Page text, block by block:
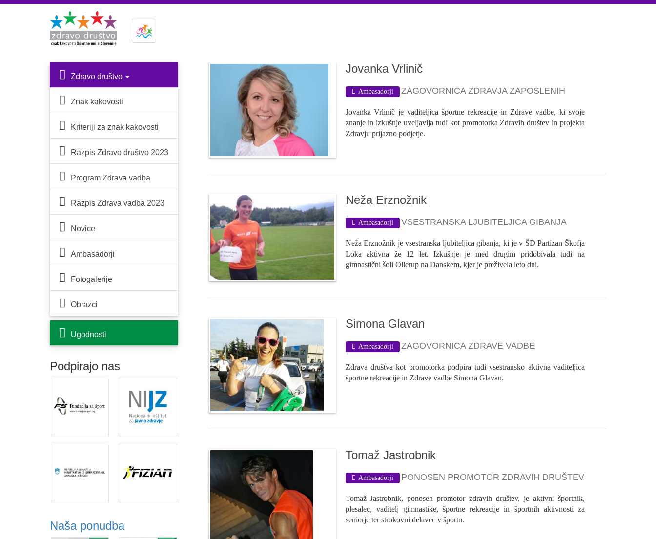
Zdravo društvo
Znak kakovosti
Kriteriji za znak kakovosti
Razpis Zdravo društvo 2023
Program Zdrava vadba
Razpis Zdrava vadba 2023
Novice
Ambasadorji
Fotogalerije
Obrazci
Ugodnosti
Podpirajo nas
Naša ponudba
Jovanka Vrlinič
Ambasadorji ZAGOVORNICA ZDRAVJA ZAPOSLENIH
Jovanka Vrlinič je vaditeljica športne rekreacije in Zdrave vadbe, ki svoje
znanje in izkušnje uveljavlja tudi kot promotorka Zdravih društev in projekta
Zdravju prijazno podjetje.
Neža Erznožnik
Ambasadorji VSESTRANSKA LJUBITELJICA GIBANJA
Neža Erznožnik je vsestranska ljubiteljica gibanja, ki je v ŠD Partizan Škofja
Loka aktivna že 12 let. Izkušnje je med drugim pridobivala tudi na
gimnastični šoli Ollerup na Danskem, kjer je preživela leto dni.
Simona Glavan
Ambasadorji ZAGOVORNICA ZDRAVE VADBE
Zdrava društva kot promotorka podpira tudi vsestransko aktivna vaditeljica
športne rekreacije in Zdrave vadbe Simona Glavan.
Tomaž Jastrobnik
Ambasadorji PONOSEN PROMOTOR ZDRAVIH DRUŠTEV
Tomaž Jastrobnik, ponosen promotor zdravih društev, je aktivni športnik,
plesalec, vaditelj gimnastike, športne rekreacije in športnih aktivnosti za
seniorje ter strokovni delavec v športu.